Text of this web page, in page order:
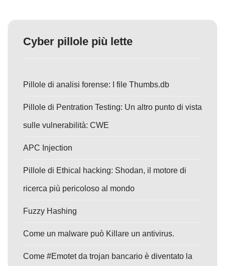
Cyber pillole più lette
Pillole di analisi forense: I file Thumbs.db
Pillole di Pentration Testing: Un altro punto di vista
sulle vulnerabilità: CWE
APC Injection
Pillole di Ethical hacking: Shodan, il motore di
ricerca più pericoloso al mondo
Fuzzy Hashing
Come un malware può Killare un antivirus.
Come #Emotet da trojan bancario è diventato la